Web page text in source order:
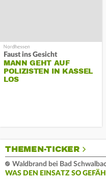
Faust ins Gesicht
MANN GEHT AUF
POLIZISTEN IN KASSEL
LOS
THEMEN-TICKER
Waldbrand bei Bad
WAS DEN EINSATZ SO